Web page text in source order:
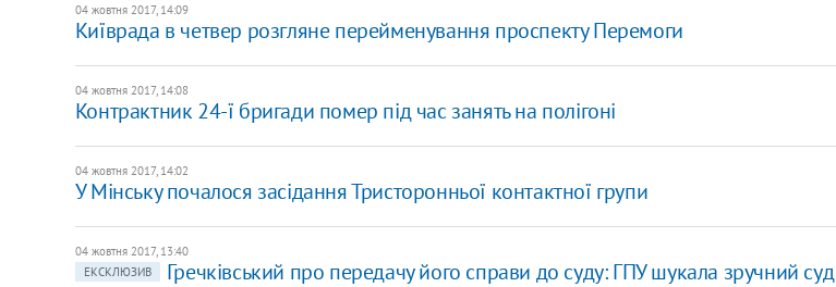
04 жовтня 2017, 14:09
Київрада в четвер розгляне перейменування проспекту Перемоги
04 жовтня 2017, 14:08
Контрактник 24-ї бригади помер під час занять на полігоні
04 жовтня 2017, 14:02
У Мінську почалося засідання Тристоронньої контактної групи
04 жовтня 2017, 13:40
ЕКСКЛЮЗИВ
Гречківський про передачу його справи до суду: ГПУ шукала зручний суд